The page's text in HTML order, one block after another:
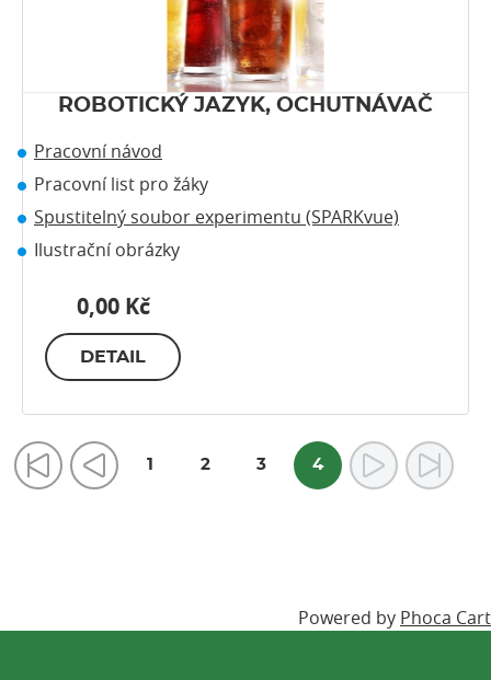
ROBOTICKÝ JAZYK, OCHUTNÁVAČ
Pracovní návod
Pracovní list pro žáky
Spustitelný soubor experimentu (SPARKvue)
Ilustrační obrázky
0,00 Kč
DETAIL
1 2 3 4
Powered by Phoca Cart